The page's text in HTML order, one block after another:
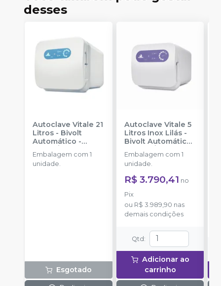
desses
Autoclave Vitale 21
Litros - Bivolt
Automático -
CRISTÓFOLI
Embalagem com 1
unidade.
Esgotado
Autoclave Vitale 5
Litros Inox Lilás -
Bivolt Automático
CRISTÓFOLI
Embalagem com 1
unidade.
R$ 3.790,41 no
Pix
ou R$ 3.989,90 nas
demais condições
Qtd :
Adicionar ao
carrinho